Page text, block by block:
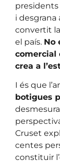
presidents
i desgrana
convertit
el país. No
comercial
crea a
I és que
botigues
Cruset
centes
constituir